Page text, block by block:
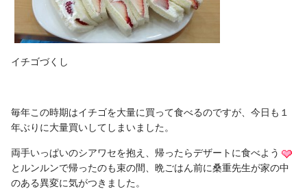
イチゴづくし
毎年この時期はイチゴを大量に買って食べるのですが、今日も１
年ぶりに大量買いしてしまいました。
両手いっぱいのシアワセを抱え、帰ったらデザートに食べよう
とルンルンで帰ったのも束の間、晩ごはん前に桑重先生が家の中
のある異変に気がつきました。